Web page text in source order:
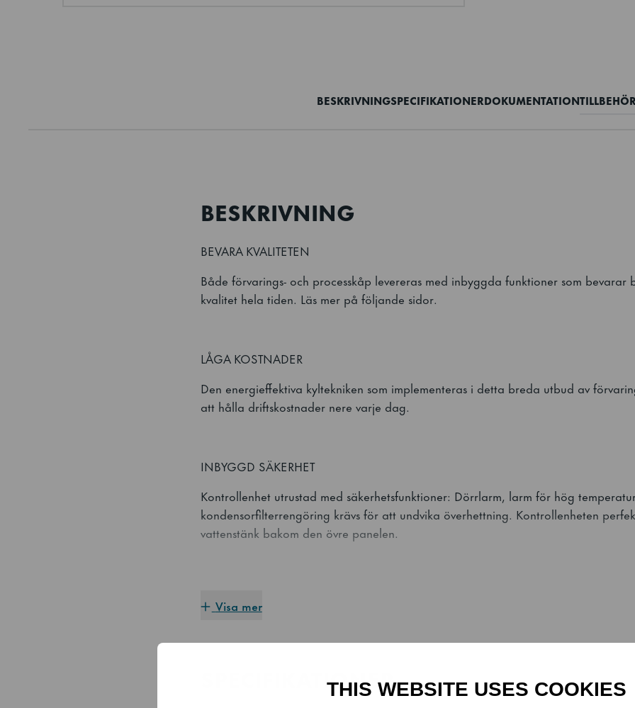
THIS WEBSITE USES COOKIES
BESKRIVNINGSPECIFIKATIONERDOKUMENTATION
BESKRIVNING
BEVARA KVALITETEN
Både förvarings- och processkåp levereras med inbyggda funktioner som bevarar
kvalitet hela tiden. Läs mer på följande sidor.
LÅGA KOSTNADER
Den energieffektiva kyltekniken som implementeras i detta breda utbud av
att hålla driftskostnader nere varje dag.
INBYGGD SÄKERHET
Kontrollenhet utrustad med säkerhetsfunktioner: Dörrlarm, larm för hög
kondensorfilterrengöring krävs för att undvika överhettning. Kontrollenheten
vattenstänk bakom den övre panelen.
uppfyller standardstorlekarna för bageriabrickor och stödskenorna kan placeras
Visa mer
SPECIFIKATIONER